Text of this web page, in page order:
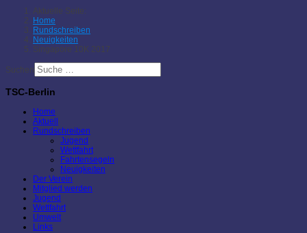
Aktuelle Seite:
Home
Rundschreiben
Neuigkeiten
Singapore 10K 2017
Suchen
TSC-Berlin
Home
Aktuell
Rundschreiben
Jugend
Wettfahrt
Fahrtensegeln
Neuigkeiten
Der Verein
Mitglied werden
Jugend
Wettfahrt
Umwelt
Links